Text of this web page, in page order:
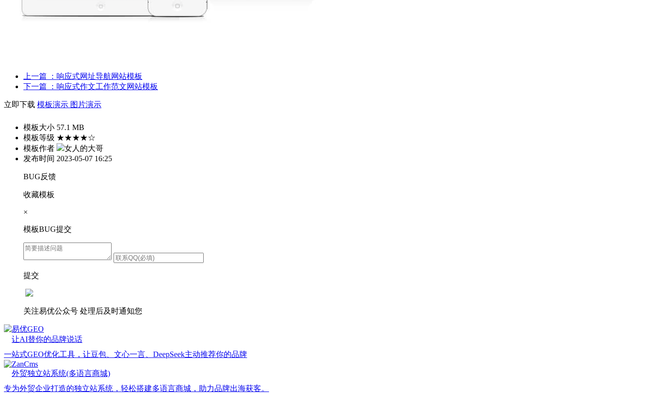
上一篇
：响应式网址导航网站模板
下一篇
：响应式作文工作范文网站模板
立即下载 模板演示 图片演示
模板大小 57.1 MB
模板等级 ★★★★☆
模板作者
女人的大哥
发布时间 2023-05-07 16:25
BUG反馈
收藏模板
×
模板BUG提交
提交
关注易优公众号 处理后及时通知您
易优GEO
让AI替你的品牌说话
一站式GEO优化工具，让豆包、文心一言、DeepSeek主动推荐你的品牌
ZanCms
外贸独立站系统(多语言商城)
专为外贸企业打造的独立站系统，轻松搭建多语言商城，助力品牌出海获客。